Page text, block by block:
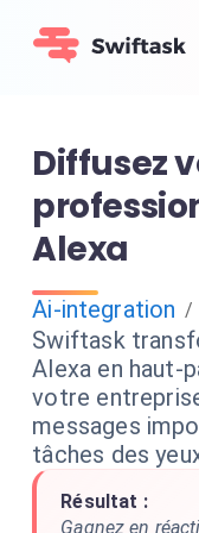
Diffusez
Alexa
Ai-integration /
Swiftask
Alexa en haut-
votre
messages
tâches des
Résultat :
Gagnez en